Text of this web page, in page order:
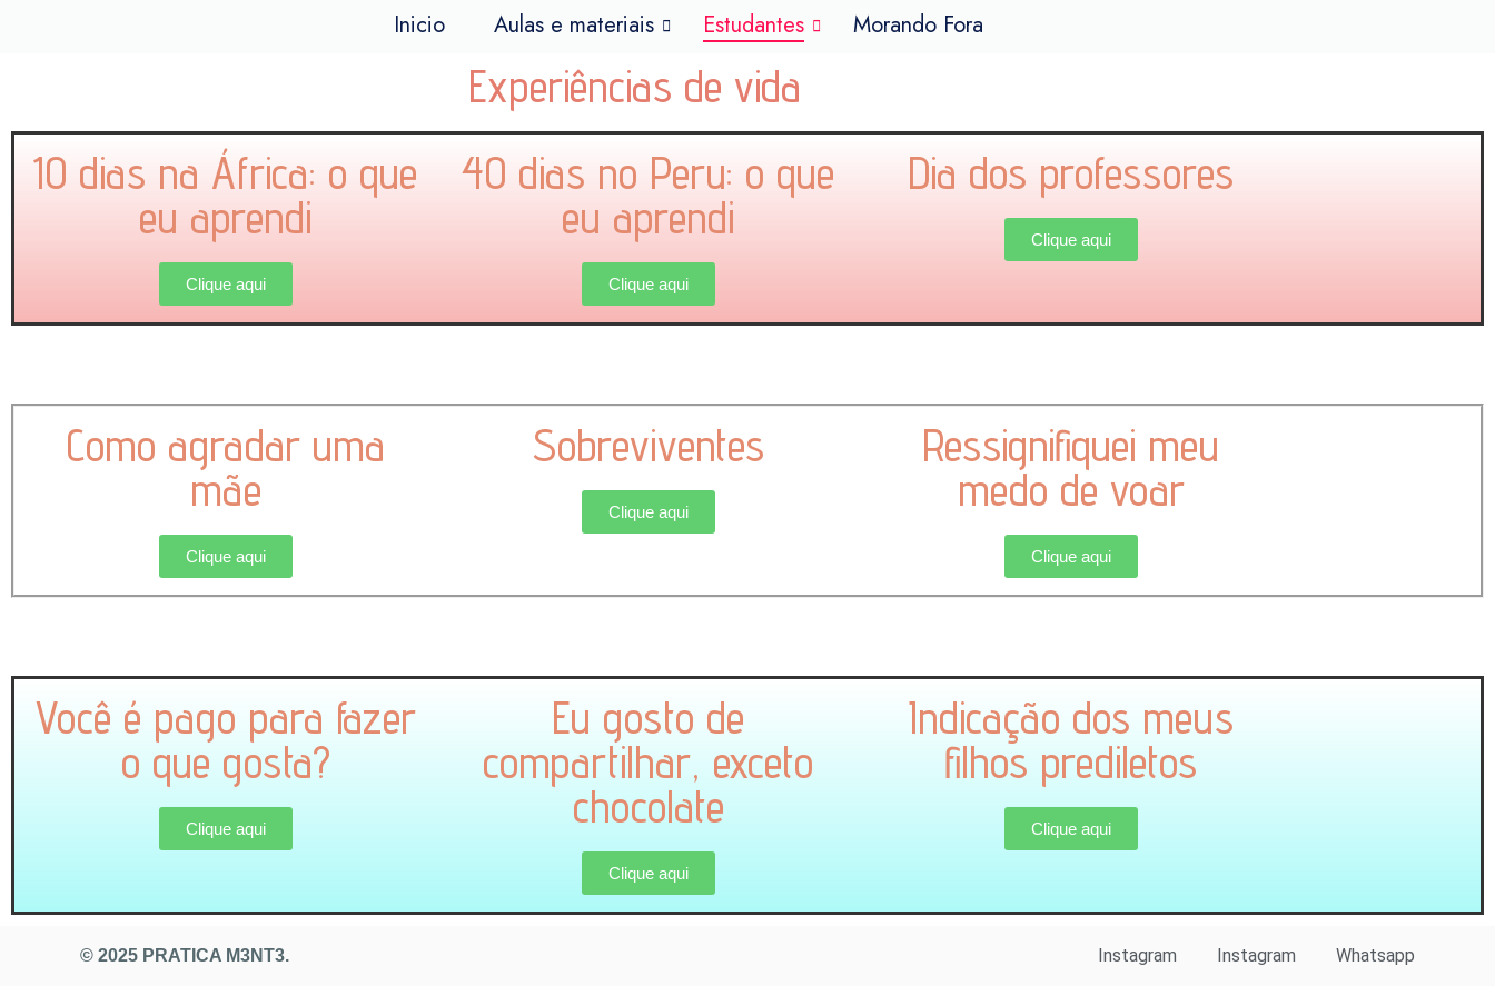
Inicio Aulas e materiais Estudantes Morando Fora
Experiências de vida
10 dias na África: o que
eu aprendi
Clique aqui
40 dias no Peru: o que
eu aprendi
Clique aqui
Dia dos professores
Clique aqui
Como agradar uma
mãe
Clique aqui
Sobreviventes
Clique aqui
Ressignifiquei meu
medo de voar
Clique aqui
Você é pago para fazer
o que gosta?
Clique aqui
Eu gosto de
compartilhar, exceto
chocolate
Clique aqui
Indicação dos meus
filhos prediletos
Clique aqui
© 2025 PRATICA M3NT3. Instagram Instagram Whatsapp